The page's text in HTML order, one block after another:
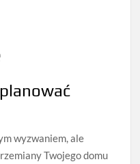
wyzwaniem, ale
Twojego domu